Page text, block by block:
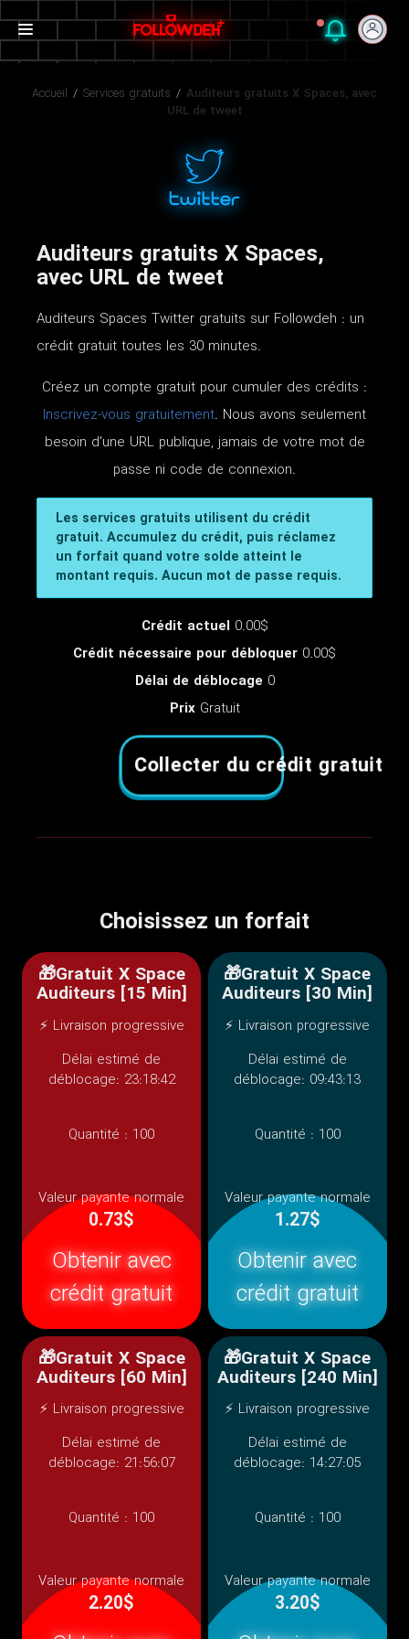
Accueil / Services gratuits / Auditeurs gratuits X Spaces, avec
URL de tweet
Auditeurs gratuits X Spaces,
avec URL de tweet
Auditeurs Spaces Twitter gratuits sur Followdeh : un
crédit gratuit toutes les 30 minutes.
Créez un compte gratuit pour cumuler des crédits :
Inscrivez-vous gratuitement. Nous avons seulement
besoin d'une URL publique, jamais de votre mot de
passe ni code de connexion.
Les services gratuits utilisent du crédit
gratuit. Accumulez du crédit, puis réclamez
un forfait quand votre solde atteint le
montant requis. Aucun mot de passe requis.
Crédit actuel 0.00$
Crédit nécessaire pour débloquer 0.00$
Délai de déblocage 0
PrixGratuit
Collecter du crédit gratuit
Choisissez un forfait
🎁Gratuit X Space
Auditeurs [15 Min]
⚡ Livraison progressive
Délai estimé de
déblocage: 23:18:42
Quantité : 100
Valeur payante normale
0.73$
Obtenir avec
crédit gratuit
🎁Gratuit X Space
Auditeurs [30 Min]
⚡ Livraison progressive
Délai estimé de
déblocage: 09:43:13
Quantité : 100
Valeur payante normale
1.27$
Obtenir avec
crédit gratuit
🎁Gratuit X Space
Auditeurs [60 Min]
⚡ Livraison progressive
Délai estimé de
déblocage: 21:56:07
Quantité : 100
Valeur payante normale
2.20$
🎁Gratuit X Space
Auditeurs [240 Min]
⚡ Livraison progressive
Délai estimé de
déblocage: 14:27:05
Quantité : 100
Valeur payante normale
3.20$